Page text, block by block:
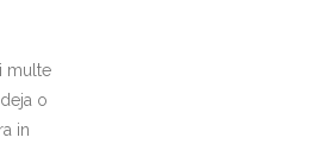
multe
o
in